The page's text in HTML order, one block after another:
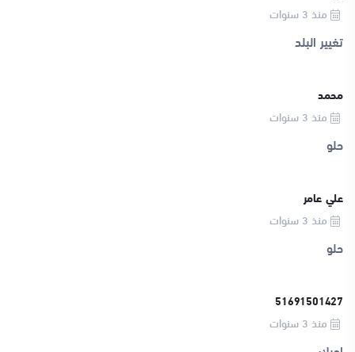
منذ 3 سنوات
تغيير البلد
محمد
منذ 3 سنوات
حلو
علي عامر
منذ 3 سنوات
حلو
51691501427
منذ 3 سنوات